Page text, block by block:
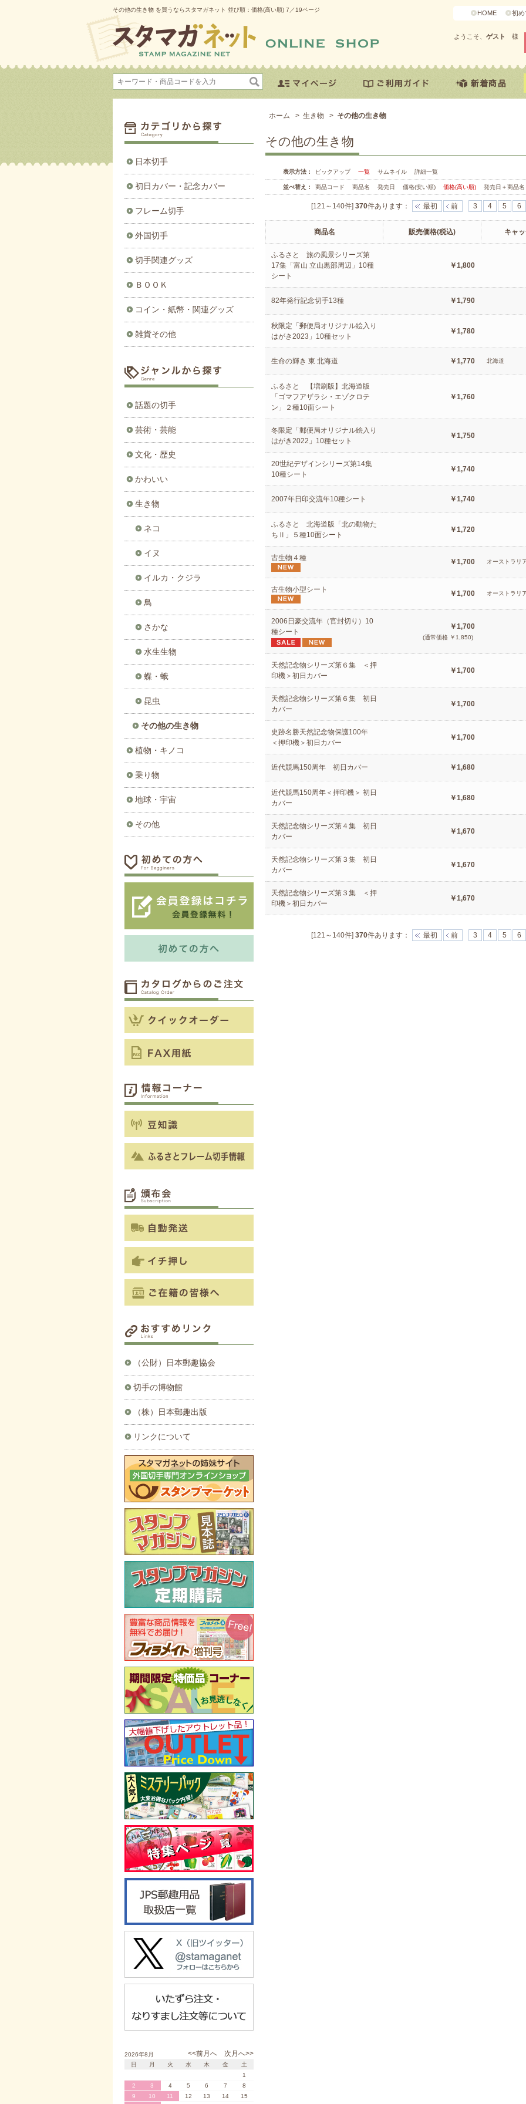
その他の生き物 を買うならスタマガネット 並び順：価格(高い順) 7／19ページ HOME 初め
ようこそ、 ゲスト 様
ホーム > 生き物 > その他の生き物
その他の生き物
表示方法： ピックアップ 一覧 サムネイル 詳細一覧
並べ替え： 商品コード 商品名 発売日 価格(安い順) 価格(高い順) 発売日＋商品名
[121～140件] 370件あります ： 最初 前 3 4 5 6
商品名 販売価格(税込) キャ
ふるさと 旅の風景シリーズ第
17集「富山 立山黒部周辺」10種
シート
￥1,800
82年発行記念切手13種 ￥1,790
秋限定「郵便局オリジナル絵入り
はがき2023」10種セット
￥1,780
生命の輝き 東 北海道 ￥1,770 北海道
ふるさと 【増刷版】北海道版
「ゴマフアザラシ・エゾクロテ
ン」２種10面シート
￥1,760
冬限定「郵便局オリジナル絵入り
はがき2022」10種セット
￥1,750
20世紀デザインシリーズ第14集
10種シート
￥1,740
2007年日印交流年10種シート ￥1,740
ふるさと 北海道版「北の動物た
ちⅡ」５種10面シート
￥1,720
古生物４種 ￥1,700 オーストラリ
古生物小型シート ￥1,700 オーストラリ
2006日豪交流年（官封切り）10
種シート
￥1,700
(通常価格 ￥1,850)
天然記念物シリーズ第６集 ＜押
印機＞初日カバー
￥1,700
天然記念物シリーズ第６集 初日
カバー
￥1,700
史跡名勝天然記念物保護100年
＜押印機＞初日カバー
￥1,700
近代競馬150周年 初日カバー ￥1,680
近代競馬150周年＜押印機＞ 初日
カバー
￥1,680
天然記念物シリーズ第４集 初日
カバー
￥1,670
天然記念物シリーズ第３集 初日
カバー
￥1,670
天然記念物シリーズ第３集 ＜押
印機＞初日カバー
￥1,670
[121～140件] 370件あります ： 最初 前 3 4 5 6
日本切手
初日カバー・記念カバー
フレーム切手
外国切手
切手関連グッズ
ＢＯＯＫ
コイン・紙幣・関連グッズ
雑貨その他
話題の切手
芸術・芸能
文化・歴史
かわいい
生き物
ネコ
イヌ
イルカ・クジラ
鳥
さかな
水生生物
蝶・蛾
昆虫
その他の生き物
植物・キノコ
乗り物
地球・宇宙
その他
（公財）日本郵趣協会
切手の博物館
（株）日本郵趣出版
リンクについて
<<前月へ 次月へ>>
2026年8月
日
月 火 水 木 金
土
1
2
3 4 5 6 7
8
9
10 11 12 13 14
15